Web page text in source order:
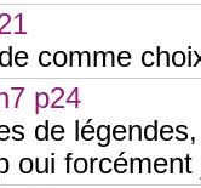
comme
p24
de
oui